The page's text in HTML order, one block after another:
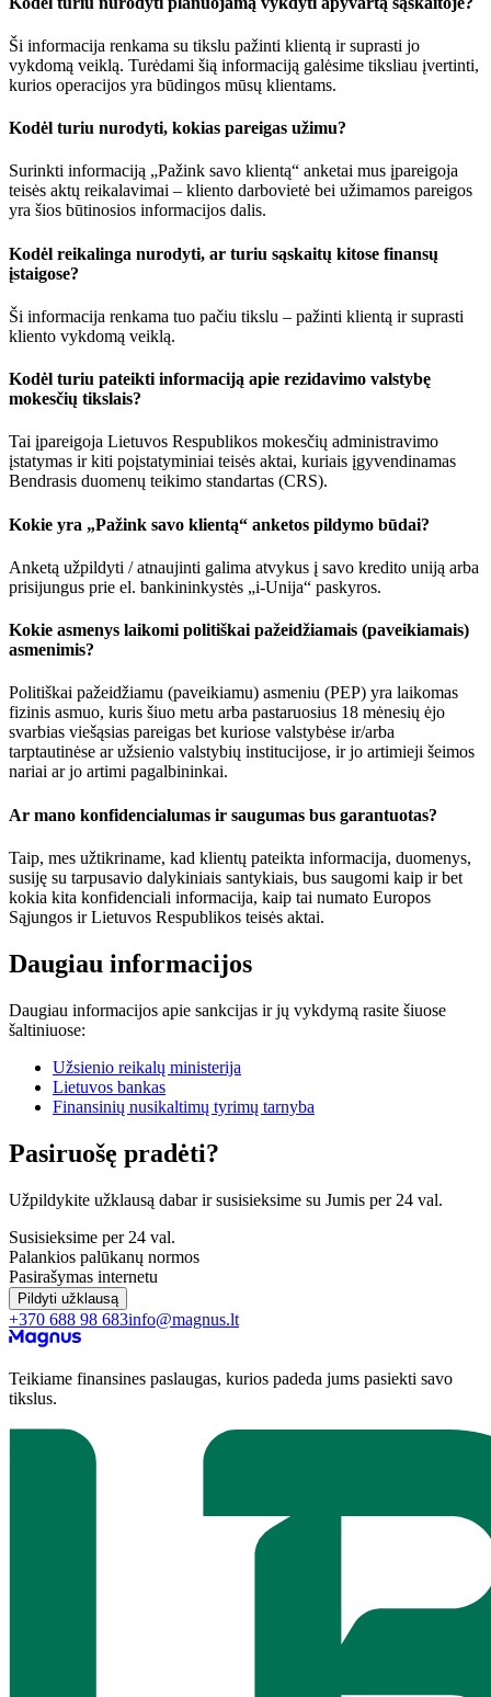
Ši informacija renkama su tikslu pažinti klientą ir suprasti jo
vykdomą veiklą. Turėdami šią informaciją galėsime tiksliau įvertinti,
kurios operacijos yra būdingos mūsų klientams.
Kodėl turiu nurodyti, kokias pareigas užimu?
Surinkti informaciją „Pažink savo klientą“ anketai mus įpareigoja
teisės aktų reikalavimai – kliento darbovietė bei užimamos pareigos
yra šios būtinosios informacijos dalis.
Kodėl reikalinga nurodyti, ar turiu sąskaitų kitose finansų
įstaigose?
Ši informacija renkama tuo pačiu tikslu – pažinti klientą ir suprasti
kliento vykdomą veiklą.
Kodėl turiu pateikti informaciją apie rezidavimo valstybę
mokesčių tikslais?
Tai įpareigoja Lietuvos Respublikos mokesčių administravimo
įstatymas ir kiti poįstatyminiai teisės aktai, kuriais įgyvendinamas
Bendrasis duomenų teikimo standartas (CRS).
Kokie yra „Pažink savo klientą“ anketos pildymo būdai?
Anketą užpildyti / atnaujinti galima atvykus į savo kredito uniją arba
prisijungus prie el. bankininkystės „i-Unija“ paskyros.
Kokie asmenys laikomi politiškai pažeidžiamais (paveikiamais)
asmenimis?
Politiškai pažeidžiamu (paveikiamu) asmeniu (PEP) yra laikomas
fizinis asmuo, kuris šiuo metu arba pastaruosius 18 mėnesių ėjo
svarbias viešąsias pareigas bet kuriose valstybėse ir/arba
tarptautinėse ar užsienio valstybių institucijose, ir jo artimieji šeimos
nariai ar jo artimi pagalbininkai.
Ar mano konfidencialumas ir saugumas bus garantuotas?
Taip, mes užtikriname, kad klientų pateikta informacija, duomenys,
susiję su tarpusavio dalykiniais santykiais, bus saugomi kaip ir bet
kokia kita konfidenciali informacija, kaip tai numato Europos
Sąjungos ir Lietuvos Respublikos teisės aktai.
Daugiau informacijos
Daugiau informacijos apie sankcijas ir jų vykdymą rasite šiuose
šaltiniuose:
Užsienio reikalų ministerija
Lietuvos bankas
Finansinių nusikaltimų tyrimų tarnyba
Pasiruošę pradėti?
Užpildykite užklausą dabar ir susisieksime su Jumis per 24 val.
Susisieksime per 24 val.
Palankios palūkanų normos
Pasirašymas internetu
Pildyti užklausą
+370 688 98 683info@magnus.lt
Teikiame finansines paslaugas, kurios padeda jums pasiekti savo
tikslus.